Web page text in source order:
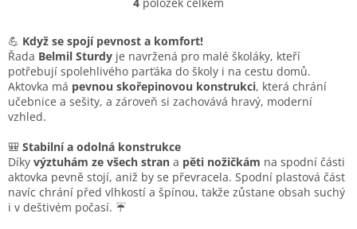
O
l
á
d
a
c
r
v
k
y
💪 Když se spojí pevnost a komfort!
Řada Belmil Sturdy je navržená pro malé školáky, kteří
potřebují spolehlivého parťáka do školy i na cestu domů.
Aktovka má pevnou skořepinovou konstrukci, která chrání
učebnice a sešity, a zároveň si zachovává hravý, moderní
vzhled.
🎒 Stabilní a odolná konstrukce
Díky výztuhám ze všech stran a pěti nožičkám na spodní části
aktovka pevně stojí, aniž by se převracela. Spodní plastová část
navíc chrání před vlhkostí a špínou, takže zůstane obsah suchý
i v deštivém počasí. ☔